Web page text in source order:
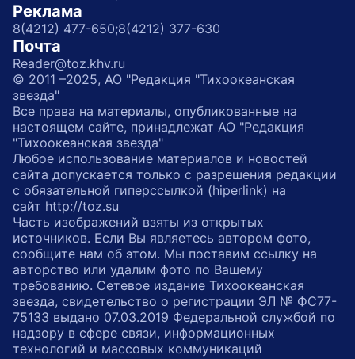
Реклама
8(4212) 477-650;8(4212) 377-630
Почта
Reader@toz.khv.ru
© 2011 –2025, АО "Редакция "Тихоокеанская
звезда"
Все права на материалы, опубликованные на
настоящем сайте, принадлежат АО "Редакция
"Тихоокеанская звезда"
Любое использование материалов и новостей
сайта допускается только с разрешения редакции
с обязательной гиперссылкой (hiperlink) на
сайт http://toz.su
Часть изображений взяты из открытых
источников. Если Вы являетесь автором фото,
сообщите нам об этом. Мы поставим ссылку на
авторство или удалим фото по Вашему
требованию. Сетевое издание Тихоокеанская
звезда, свидетельство о регистрации ЭЛ № ФС77-
75133 выдано 07.03.2019 Федеральной службой по
надзору в сфере связи, информационных
технологий и массовых коммуникаций